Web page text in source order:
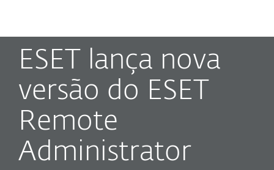
ESET lança nova
versão do ESET
Remote
Administrator